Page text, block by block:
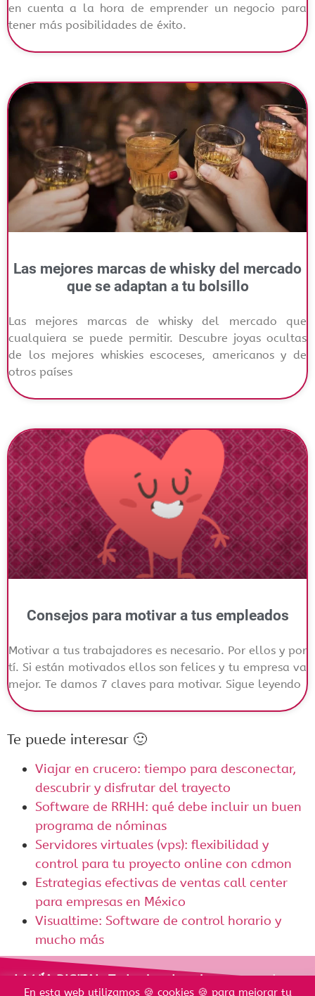
en cuenta a la hora de emprender un negocio para
tener más posibilidades de éxito.
Las mejores marcas de whisky del mercado
que se adaptan a tu bolsillo
Las mejores marcas de whisky del mercado que
cualquiera se puede permitir. Descubre joyas ocultas
de los mejores whiskies escoceses, americanos y de
otros países
Consejos para motivar a tus empleados
Motivar a tus trabajadores es necesario. Por ellos y por
tí. Si están motivados ellos son felices y tu empresa va
mejor. Te damos 7 claves para motivar. Sigue leyendo
Te puede interesar 🙂
Viajar en crucero: tiempo para desconectar,
descubrir y disfrutar del trayecto
Software de RRHH: qué debe incluir un buen
programa de nóminas
Servidores virtuales (vps): flexibilidad y
control para tu proyecto online con cdmon
Estrategias efectivas de ventas call center
para empresas en México
Visualtime: Software de control horario y
mucho más
LA VÍA DIGITAL. Todos los derechos reservados
En esta web utilizamos 🍪 cookies 🍪 para mejorar tu